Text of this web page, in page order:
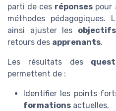
parti de ces réponses pour
méthodes pédagogiques.
ainsi ajuster les objectifs
retours des apprenants.
Les résultats des
permettent de :
Identifier les points
formations actuelles,